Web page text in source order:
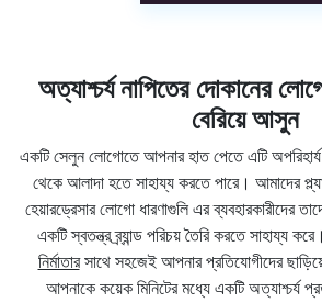
অত্যাশ্চর্য নাপিতের দোকানের
বেরিয়ে আসুন
একটি সেলুন লোগোতে আপনার হাত পেতে এটি
থেকে আলাদা হতে সাহায্য করতে পারে। আমাদের
হেয়ারড্রেসার লোগো ধারণাগুলি এর ব্যবহারকারীদের
একটি স্বতন্ত্র ব্র্যান্ড পরিচয় তৈরি করতে সাহায্য
নির্মাতারসাথে সহজেই আপনার প্রতিযোগীদের
আপনাকে কয়েক মিনিটের মধ্যে একটি অত্যাশ্চর্য